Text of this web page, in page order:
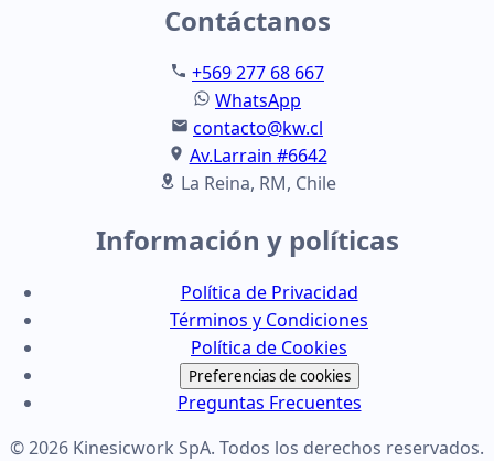
Contáctanos
+569 277 68 667
WhatsApp
contacto@kw.cl
Av.Larrain #6642
La Reina, RM, Chile
Información y políticas
Política de Privacidad
Términos y Condiciones
Política de Cookies
Preferencias de cookies
Preguntas Frecuentes
© 2026 Kinesicwork SpA. Todos los derechos reservados.